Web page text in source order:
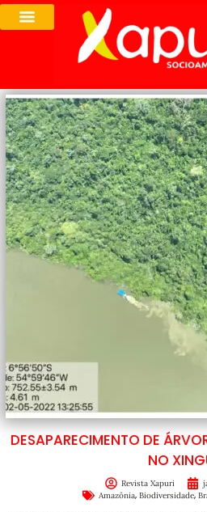
DESAPARECIMENTO DE
NO
Revista Xapuri
Amazônia, Biodiversidade,